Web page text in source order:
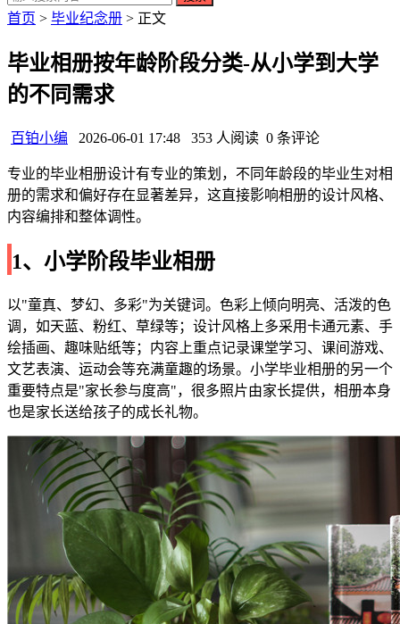
首页 > 毕业纪念册 > 正文
毕业相册按年龄阶段分类-从小学到大学
的不同需求
百铂小编 2026-06-01 17:48 353 人阅读 0 条评论
专业的毕业相册设计有专业的策划，不同年龄段的毕业生对相
册的需求和偏好存在显著差异，这直接影响相册的设计风格、
内容编排和整体调性。
1、小学阶段毕业相册
以"童真、梦幻、多彩"为关键词。色彩上倾向明亮、活泼的色
调，如天蓝、粉红、草绿等；设计风格上多采用卡通元素、手
绘插画、趣味贴纸等；内容上重点记录课堂学习、课间游戏、
文艺表演、运动会等充满童趣的场景。小学毕业相册的另一个
重要特点是"家长参与度高"，很多照片由家长提供，相册本身
也是家长送给孩子的成长礼物。